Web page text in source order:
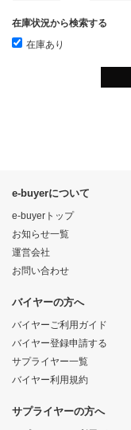
在庫状況から検索する
在庫あり
e-buyerについて
e-buyerトップ
お知らせ一覧
運営会社
お問い合わせ
バイヤーの方へ
バイヤーご利用ガイド
バイヤー登録申請する
サプライヤー一覧
バイヤー利用規約
サプライヤーの方へ